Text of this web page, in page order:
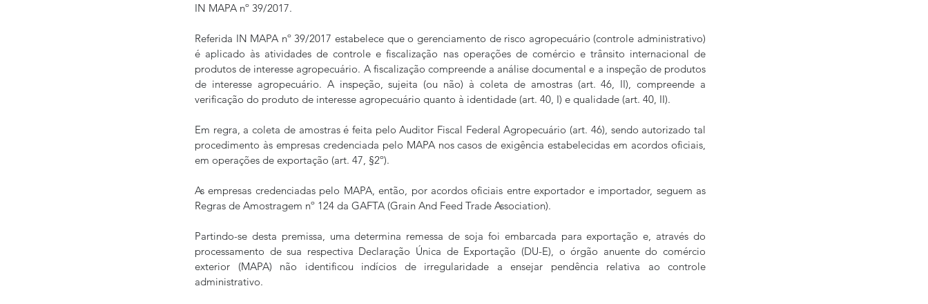
IN MAPA nº 39/2017.
Referida IN MAPA nº 39/2017 estabelece que o gerenciamento de risco agropecuário (controle administrativo)
é aplicado às atividades de controle e fiscalização nas operações de comércio e trânsito internacional de
produtos de interesse agropecuário. A fiscalização compreende a análise documental e a inspeção de produtos
de interesse agropecuário. A inspeção, sujeita (ou não) à coleta de amostras (art. 46, II), compreende a
verificação do produto de interesse agropecuário quanto à identidade (art. 40, I) e qualidade (art. 40, II).
Em regra, a coleta de amostras é feita pelo Auditor Fiscal Federal Agropecuário (art. 46), sendo autorizado tal
procedimento às empresas credenciada pelo MAPA nos casos de exigência estabelecidas em acordos oficiais,
em operações de exportação (art. 47, §2º).
As empresas credenciadas pelo MAPA, então, por acordos oficiais entre exportador e importador, seguem as
Regras de Amostragem nº 124 da GAFTA (Grain And Feed Trade Association).
Partindo-se desta premissa, uma determina remessa de soja foi embarcada para exportação e, através do
processamento de sua respectiva Declaração Única de Exportação (DU-E), o órgão anuente do comércio
exterior (MAPA) não identificou indícios de irregularidade a ensejar pendência relativa ao controle
administrativo.